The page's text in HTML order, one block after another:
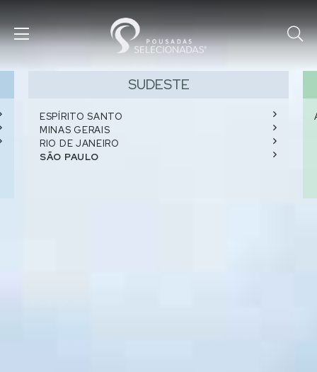
SUDESTE
ESPÍRITO SANTO
MINAS GERAIS
RIO DE JANEIRO
SÃO PAULO